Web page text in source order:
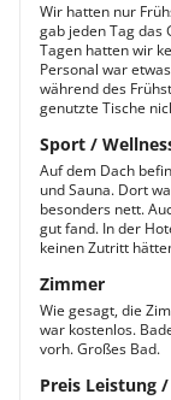
Wir hatten nur
gab jeden Tag das
Tagen hatten wir
Personal war
während des
genutzte Tische
Sport /
Auf dem Dach
und Sauna. Dort
besonders nett.
gut fand. In der
keinen Zutritt
Zimmer
Wie gesagt, die
war kostenlos.
vorh. Großes Bad.
Preis Leistung